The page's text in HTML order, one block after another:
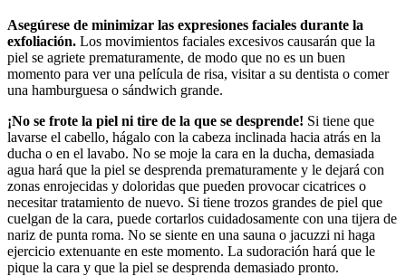
Asegúrese de minimizar las expresiones faciales durante la
exfoliación. Los movimientos faciales excesivos causarán que la
piel se agriete prematuramente, de modo que no es un buen
momento para ver una película de risa, visitar a su dentista o comer
una hamburguesa o sándwich grande.
¡No se frote la piel ni tire de la que se desprende! Si tiene que
lavarse el cabello, hágalo con la cabeza inclinada hacia atrás en la
ducha o en el lavabo. No se moje la cara en la ducha, demasiada
agua hará que la piel se desprenda prematuramente y le dejará con
zonas enrojecidas y doloridas que pueden provocar cicatrices o
necesitar tratamiento de nuevo. Si tiene trozos grandes de piel que
cuelgan de la cara, puede cortarlos cuidadosamente con una tijera de
nariz de punta roma. No se siente en una sauna o jacuzzi ni haga
ejercicio extenuante en este momento. La sudoración hará que le
pique la cara y que la piel se desprenda demasiado pronto.